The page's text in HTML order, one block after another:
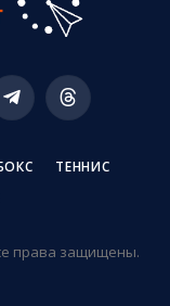
TelegramThreads
ТЕННИС
права защищены.